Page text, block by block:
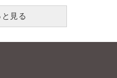
と見る